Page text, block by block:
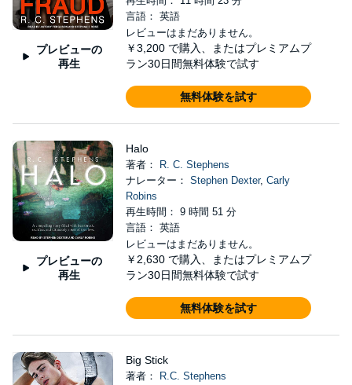
プレビューの
再生
言語： 英語
レビューはまだありません。
￥3,200 で購入、またはプレミアムプ
ラン30日間無料体験で試す
無料体験を試す
プレビューの
再生
Halo
著者：
R. C. Stephens
ナレーター： Stephen Dexter, Carly
Robins
再生時間： 9 時間 51 分
言語： 英語
レビューはまだありません。
￥2,630 で購入、またはプレミアムプ
ラン30日間無料体験で試す
無料体験を試す
Big Stick
著者：
R.C. Stephens